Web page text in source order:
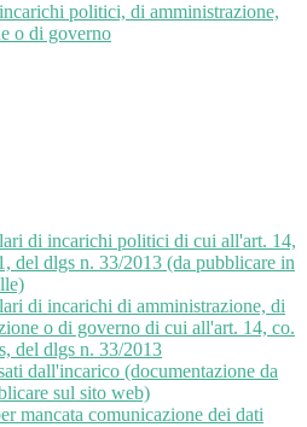
politici, di amministrazione,
o di governo
di incarichi politici di cui all'art. 14,
del dlgs n. 33/2013 (da pubblicare in
di incarichi di amministrazione, di
o di governo di cui all'art. 14, co.
del dlgs n. 33/2013
dall'incarico (documentazione da
sul sito web)
mancata comunicazione dei dati